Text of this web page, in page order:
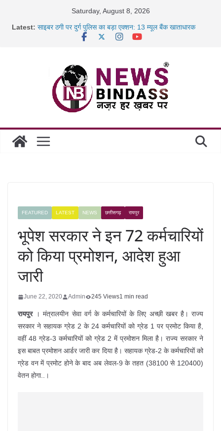
Saturday, August 8, 2026
Latest: साइबर ठगी पर दुर्ग पुलिस का बड़ा एक्शन: 13 म्यूल बैंक खाताधारक
रायपुर में कल्याण ज्वेलर्स में डकैती की साजिश नाकाम, दिल्ली-बिहार
छत्तीसगढ़ में 1460 गोधाम होंगे स्थापित, हर विकासखंड के 10 उत्कृष्ट
गोठानों
FEATURED LATEST NEWS छत्तीसगढ़ रायपुर
भूपेश सरकार ने इन 72 कर्मचारियों
को किया प्रमोशन, आदेश हुआ
जारी
June 22, 2020 Admin 245 Views1 min read
रायपुर। मंत्रालयीन सेवा वर्ग के कर्मचारियों के लिए अच्छी खबर है। राज्य
सरकार ने सहायक ग्रेड 2 के 24 कर्मचारियों को ग्रेड 1 पर प्रमोट किया है,
वहीं 48 ग्रेड-3 कर्मचारियों को ग्रेड 2 में प्रमोशन मिला है। राज्य सरकार ने
इस बाबत प्रमोशन आर्डर जारी कर दिया है। सहायक ग्रेड-2 के कर्मचारियों को
ग्रेड वन में प्रमोट होने के बाद अब लेवल-9 के तहत (38100 से 120400)
वेतन होगा..।